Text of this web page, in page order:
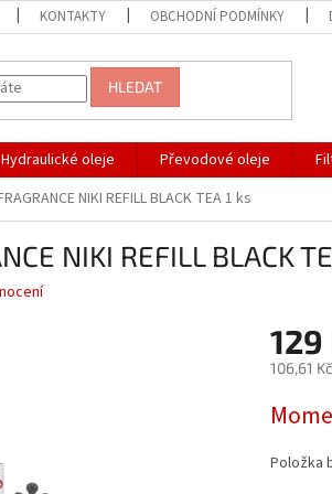
KONTAKTY OBCHODNÍ PODMÍNKY
HLEDAT
Hydraulické oleje Převodové oleje
NIKI REFILL BLACK TEA 1 ks
NIKI REFILL BLACK
129
106,61
cena:
Položka